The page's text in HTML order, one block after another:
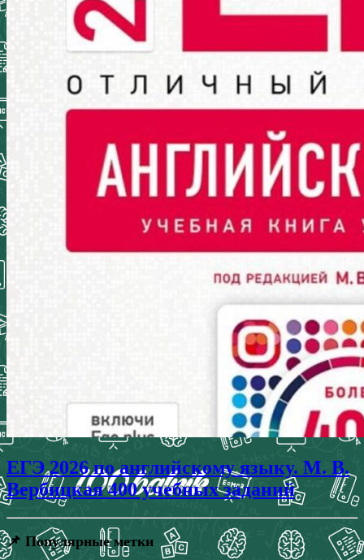
ЕГЭ 2026 по английскому языку. М. В.
Вербицкая 400 учебных заданий
📌 Популярные метки